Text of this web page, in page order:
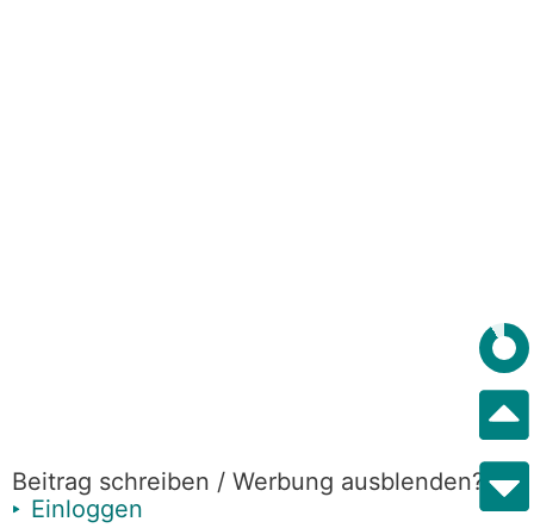
Beitrag schreiben / Werbung ausblenden?
Einloggen